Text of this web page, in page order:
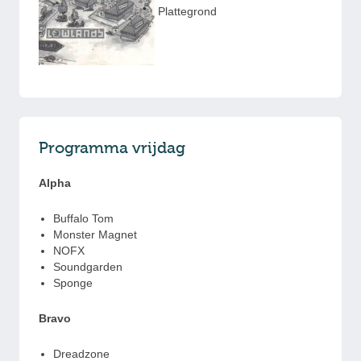
Plattegrond
Programma vrijdag
Alpha
Buffalo Tom
Monster Magnet
NOFX
Soundgarden
Sponge
Bravo
Dreadzone